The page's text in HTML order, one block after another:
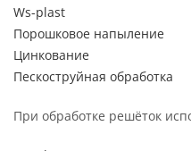
Ws-plast
Порошковое напыление
Цинкование
Пескоструйная обработка
При обработке решёток